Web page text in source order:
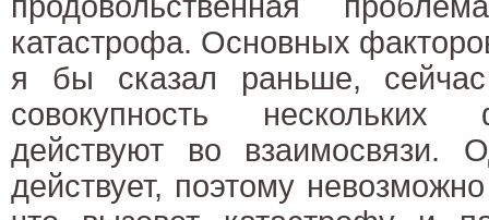
катастрофа. Основных
я бы сказал раньше,
совокупность нескольких
действуют во взаимосвязи.
действует, поэтому